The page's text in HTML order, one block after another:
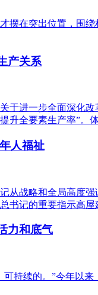
摆在突出位置，围
产关系
于进一步全面深化
升全要素生产率”。
人福祉
从战略和全局高度
书记的重要指示高
力和底气
持续的。”今年以